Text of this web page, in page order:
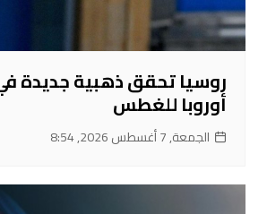
روسيا تحقق ذهبية جديدة
أوروبا للغطس
الجمعة, 7 أغسطس 2026, 8:54